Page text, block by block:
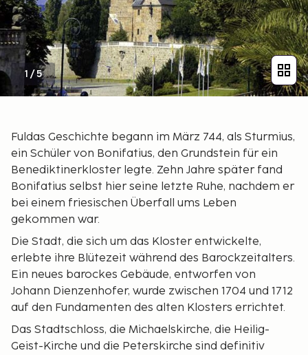
1 /5
Fuldas Geschichte begann im März 744, als Sturmius,
ein Schüler von Bonifatius, den Grundstein für ein
Benediktinerkloster legte. Zehn Jahre später fand
Bonifatius selbst hier seine letzte Ruhe, nachdem er
bei einem friesischen Überfall ums Leben
gekommen war.
Die Stadt, die sich um das Kloster entwickelte,
erlebte ihre Blütezeit während des Barockzeitalters.
Ein neues barockes Gebäude, entworfen von
Johann Dienzenhofer, wurde zwischen 1704 und 1712
auf den Fundamenten des alten Klosters errichtet.
Das Stadtschloss, die Michaelskirche, die Heilig-
Geist-Kirche und die Peterskirche sind definitiv